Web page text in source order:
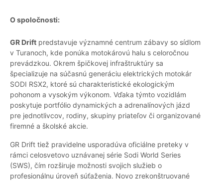
O spoločnosti:
GR Drift predstavuje významné centrum zábavy so sídlom
v Turanoch, kde ponúka motokárovú halu s celoročnou
prevádzkou. Okrem špičkovej infraštruktúry sa
špecializuje na súčasnú generáciu elektrických motokár
SODI RSX2, ktoré sú charakteristické ekologickým
pohonom a vysokým výkonom. Vďaka týmto vozidlám
poskytuje portfólio dynamických a adrenalínových jázd
pre jednotlivcov, rodiny, skupiny priateľov či organizované
firemné a školské akcie.
GR Drift tiež pravidelne usporadúva oficiálne preteky v
rámci celosvetovo uznávanej série Sodi World Series
(SWS), čím rozširuje možnosti svojich služieb o
profesionálnu úroveň súťaženia. Novo zrekonštruované